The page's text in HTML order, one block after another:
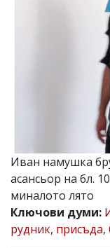
Колев,
office@flagman.bg
Коментарите
статиите
Иван намушка
асансьор на бл.
миналото лято
Ключови думи:
рудник, присъда,